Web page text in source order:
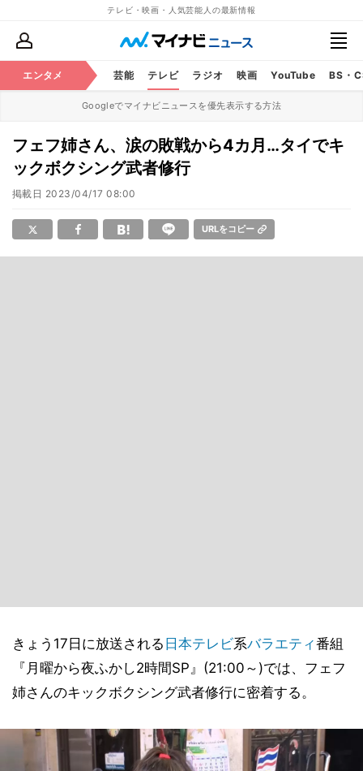
テレビ・映画・人気芸能人の最新情報
エンタメ 芸能 テレビ ラジオ 映画 YouTube BS・
Googleでマイナビニュースを優先表示する方法
フェフ姉さん、涙の敗戦から4カ月…タイでキ
ックボクシング武者修行
掲載日 2023/04/17 08:00
URLをコピー
きょう17日に放送される 日本テレビ系バラエティ番組
『月曜から夜ふかし2時間SP』(21:00～)では、フェフ
姉さんのキックボクシング武者修行に密着する。